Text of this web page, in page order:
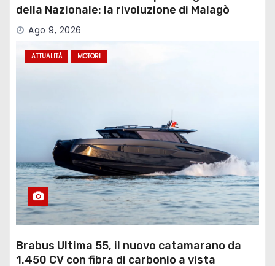
della Nazionale: la rivoluzione di Malagò
Ago 9, 2026
ATTUALITÀ MOTORI
Brabus Ultima 55, il nuovo catamarano da
1.450 CV con fibra di carbonio a vista